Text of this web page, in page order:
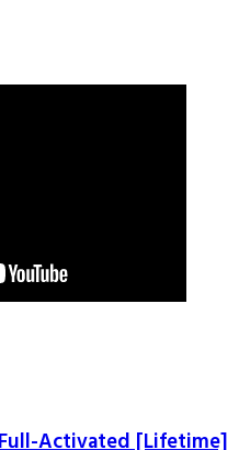
Activated [Lifetime]